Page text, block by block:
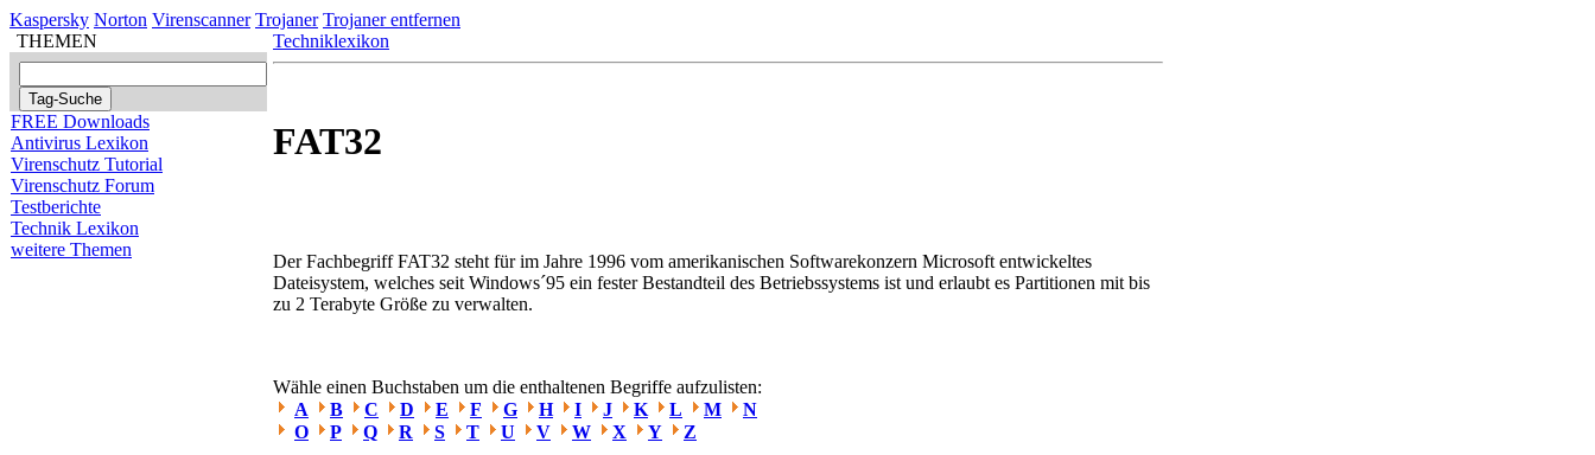
Kaspersky Norton Virenscanner Trojaner Trojaner entfernen
THEMEN
FREE Downloads
Antivirus Lexikon
Virenschutz Tutorial
Virenschutz Forum
Testberichte
Technik Lexikon
weitere Themen
Techniklexikon
FAT32
Der Fachbegriff FAT32 steht für im Jahre 1996 vom amerikanischen Softwarekonzern Microsoft entwickeltes
Dateisystem, welches seit Windows´95 ein fester Bestandteil des Betriebssystems ist und erlaubt es Partitionen mit bis
zu 2 Terabyte Größe zu verwalten.
Wähle einen Buchstaben um die enthaltenen Begriffe aufzulisten:
A
B C D E F G H I J K L M
N
O
P Q R S T U V W X Y Z